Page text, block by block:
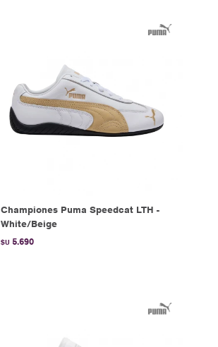
Championes Puma Speedcat LTH -
White/Beige
$U 5.690